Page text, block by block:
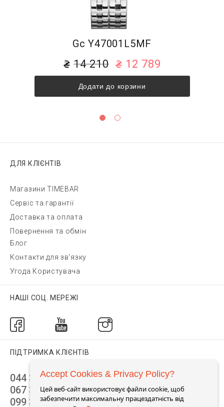
Gc Y47001L5MF
14 210 12 789
Додати до корзини
ДЛЯ КЛІЄНТІВ
Магазини TIMEBAR
Сервіс та гарантії
Доставка та оплата
Повернення та обмін
Блог
Контакти для зв'язку
Угода Користувача
НАШІ СОЦ. МЕРЕЖІ
ПІДТРИМКА КЛІЄНТІВ
044 392 44 45
067 344 14 44 (viber)
099 399 23 80
Accept Cookies & Privacy Policy?
Цей веб-сайт використовує файли cookie, щоб
забезпечити максимальну працездатність від